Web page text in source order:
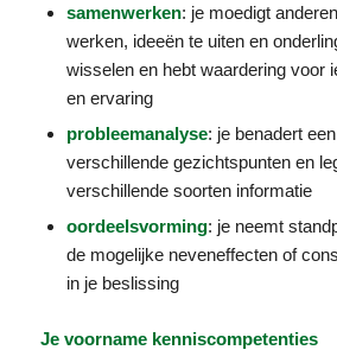
samenwerken: je moedigt
werken, ideeën te uiten en
wisselen en hebt waardering voor
en ervaring
probleemanalyse: je benadert
verschillende gezichtspunten en
verschillende soorten informatie
oordeelsvorming: je neemt
de mogelijke neveneffecten of
in je beslissing
Je voorname kenniscompetenties